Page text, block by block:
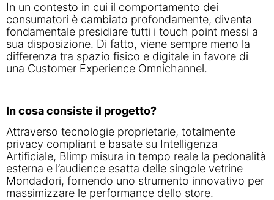
In un contesto in cui il comportamento dei
consumatori è cambiato profondamente, diventa
fondamentale presidiare tutti i touch point messi a
sua disposizione. Di fatto, viene sempre meno la
differenza tra spazio fisico e digitale in favore di
una Customer Experience Omnichannel.
In cosa consiste il progetto?
Attraverso tecnologie proprietarie, totalmente
privacy compliant e basate su Intelligenza
Artificiale, Blimp misura in tempo reale la pedonalità
esterna e l’audience esatta delle singole vetrine
Mondadori, fornendo uno strumento innovativo per
massimizzare le performance dello store.